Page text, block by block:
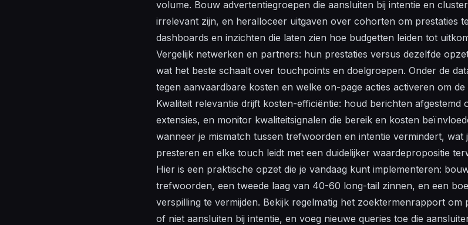
volume. Bouw advertentiegroepen die aansluiten bij intentie en
irrelevant zijn, en heralloceer uitgaven over cohorten om prestaties
dashboards en inzichten die laten zien hoe budgetten leiden tot
Vergelijk netwerken en partners: hun prestaties versus dezelfde
wat het beste schaalt over touchpoints en doelgroepen. Onder de
tegen aanvaardbare kosten en welke on-page acties activeren om
Kwaliteit relevantie drijft kosten-efficiëntie: houd berichten
extensies, en monitor kwaliteitsignalen die bereik en kosten
wanneer je mismatch tussen trefwoorden en intentie vermindert,
presteren en elke touch leidt met een duidelijker waardepropositie
Hier is een praktische opzet die je vandaag kunt implementeren:
trefwoorden, een tweede laag van 40-60 long-tail zinnen, en een
verspilling te vermijden. Bekijk regelmatig het zoektermenrapport om
of niet aansluiten bij intentie, en voeg nieuwe queries toe die